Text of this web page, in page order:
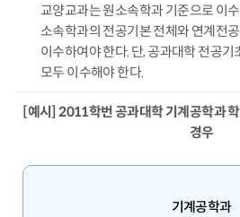
교양교과는 원소속학과 기준으로 이
소속학과의 전공기본 전체와 연계전
이수하여야 한다. 단, 공과대학 전공
모두 이수해야 한다.
[예시] 2011학번 공과대학 기계공학과
경우
기계공학과